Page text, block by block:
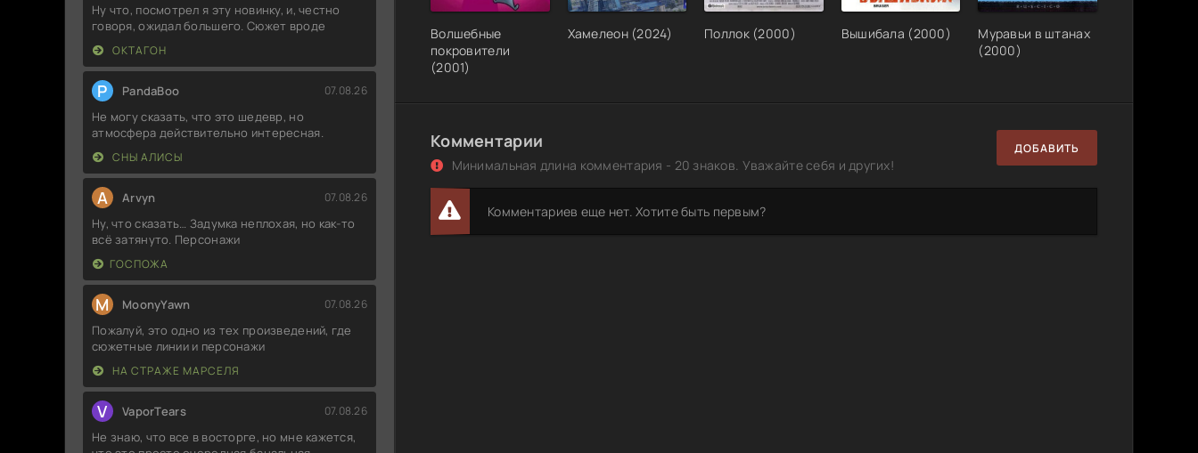
Ну что, посмотрел я эту новинку, и, честно
говоря, ожидал большего. Сюжет вроде
ОКТАГОН
P PandaBoo 07.08.26
Не могу сказать, что это шедевр, но
атмосфера действительно интересная.
СНЫ АЛИСЫ
A Arvyn 07.08.26
Ну, что сказать… Задумка неплохая, но как-то
всё затянуто. Персонажи
ГОСПОЖА
M MoonyYawn 07.08.26
Пожалуй, это одно из тех произведений, где
сюжетные линии и персонажи
НА СТРАЖЕ МАРСЕЛЯ
V VaporTears 07.08.26
Не знаю, что все в восторге, но мне кажется,
Волшебные
покровители
(2001)
Хамелеон (2024) Поллок (2000) Вышибала (2000)
Муравьи в штанах
(2000)
Комментарии
Минимальная длина комментария - 20 знаков. Уважайте себя и других!
ДОБАВИТЬ
Комментариев еще нет. Хотите быть первым?